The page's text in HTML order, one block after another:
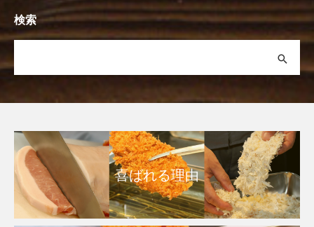
検索
喜ばれる理由